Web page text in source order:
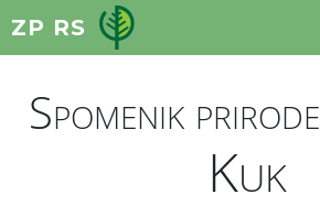
ZP RS
Spomenik prirode
Kuk